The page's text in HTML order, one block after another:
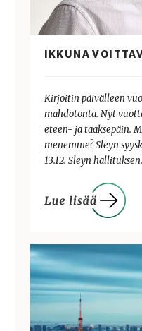
IKKUNA
Kirjoitin päivälleen
mahdotonta. Nyt
eteen- ja taaksepäin.
menemme? Sleyn
13.12. Sleyn